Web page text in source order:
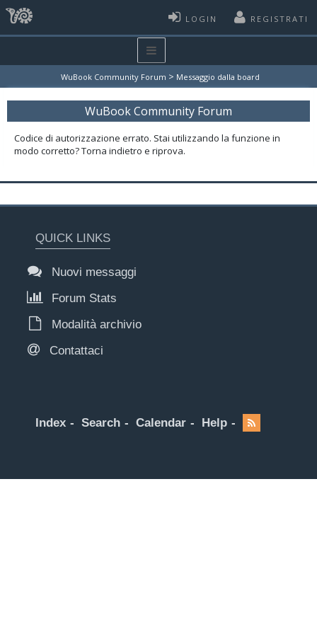
LOGIN REGISTRATI
WuBook Community Forum > Messaggio dalla board
WuBook Community Forum
Codice di autorizzazione errato. Stai utilizzando la funzione in
modo corretto? Torna indietro e riprova.
QUICK LINKS
Nuovi messaggi
Forum Stats
Modalità archivio
Contattaci
Index Search Calendar Help